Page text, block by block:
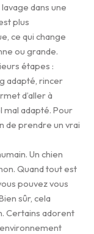
dans une
plus
ce qui change
ou grande.
étapes :
adapté, rincer
d’aller à
mal adapté. Pour
de prendre un vrai
Un chien
Quand tout est
pouvez vous
sûr, cela
Certains adorent
environnement